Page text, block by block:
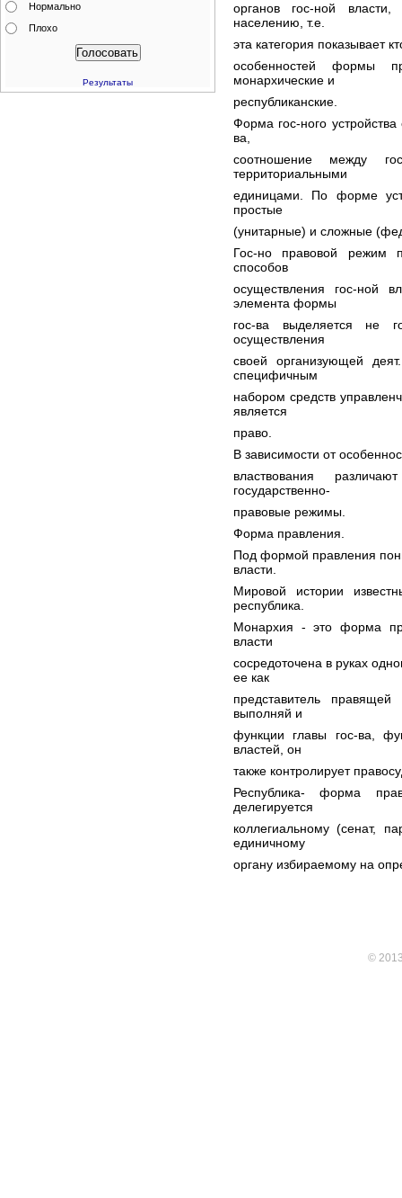
органов гос-ной
населению, т.е.
эта категория показывает
особенностей формы
монархические и
республиканские.
Форма гос-ного устройства
ва,
соотношение между
территориальными
единицами. По форме
простые
(унитарные) и сложные
Гос-но правовой режим
способов
осуществления гос-ной
элемента формы
гос-ва выделяется не
осуществления
своей организующей
специфичным
набором средств
является
право.
В зависимости от
властвования
государственно-
правовые режимы.
Форма правления.
Под формой правления
власти.
Мировой истории
республика.
Монархия - это форма
власти
сосредоточена в руках
ее как
представитель
выполняй и
функции главы гос-ва,
властей, он
также контролирует
Республика- форма
делегируется
коллегиальному (сенат,
единичному
органу избираемому на
Нормально
Плохо
Результаты
©